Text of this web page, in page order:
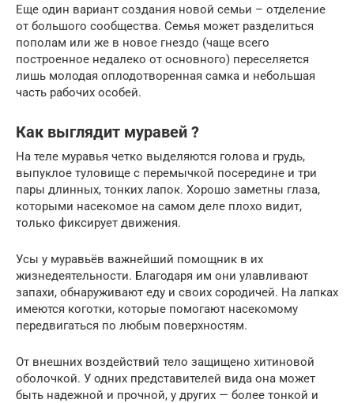
Еще один вариант создания новой семьи – отделение
от большого сообщества. Семья может разделиться
пополам или же в новое гнездо (чаще всего
построенное недалеко от основного) переселяется
лишь молодая оплодотворенная самка и небольшая
часть рабочих особей.
Как выглядит муравей ?
На теле муравья четко выделяются голова и грудь,
выпуклое туловище с перемычкой посередине и три
пары длинных, тонких лапок. Хорошо заметны глаза,
которыми насекомое на самом деле плохо видит,
только фиксирует движения.
Усы у муравьёв важнейший помощник в их
жизнедеятельности. Благодаря им они улавливают
запахи, обнаруживают еду и своих сородичей. На лапках
имеются коготки, которые помогают насекомому
передвигаться по любым поверхностям.
От внешних воздействий тело защищено хитиновой
оболочкой. У одних представителей вида она может
быть надежной и прочной, у других — более тонкой и